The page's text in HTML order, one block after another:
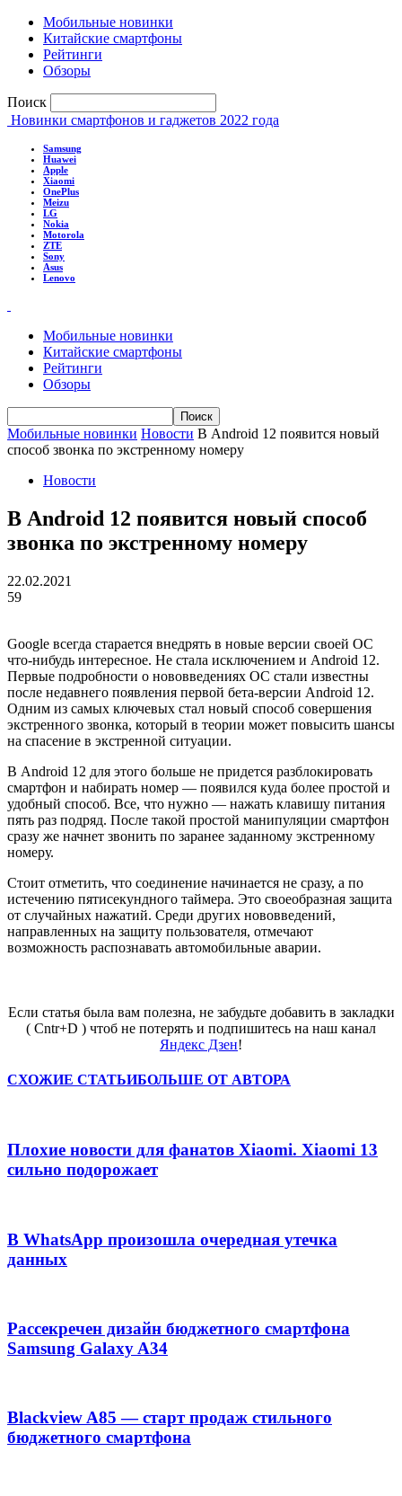
Мобильные новинки
Китайские смартфоны
Рейтинги
Обзоры
Поиск
Новинки смартфонов и гаджетов 2022 года
Samsung
Huawei
Apple
Xiaomi
OnePlus
Meizu
LG
Nokia
Motorola
ZTE
Sony
Asus
Lenovo
Мобильные новинки
Китайские смартфоны
Рейтинги
Обзоры
Мобильные новинки Новости В Android 12 появится новый
способ звонка по экстренному номеру
Новости
В Android 12 появится новый способ
звонка по экстренному номеру
22.02.2021
59
Google всегда старается внедрять в новые версии своей ОС
что-нибудь интересное. Не стала исключением и Android 12.
Первые подробности о нововведениях ОС стали известны
после недавнего появления первой бета-версии Android 12.
Одним из самых ключевых стал новый способ совершения
экстренного звонка, который в теории может повысить шансы
на спасение в экстренной ситуации.
В Android 12 для этого больше не придется разблокировать
смартфон и набирать номер — появился куда более простой и
удобный способ. Все, что нужно — нажать клавишу питания
пять раз подряд. После такой простой манипуляции смартфон
сразу же начнет звонить по заранее заданному экстренному
номеру.
Стоит отметить, что соединение начинается не сразу, а по
истечению пятисекундного таймера. Это своеобразная защита
от случайных нажатий. Среди других нововведений,
направленных на защиту пользователя, отмечают
возможность распознавать автомобильные аварии.
Если статья была вам полезна, не забудьте добавить в закладки
( Cntr+D ) чтоб не потерять и подпишитесь на наш канал
Яндекс Дзен!
СХОЖИЕ СТАТЬИБОЛЬШЕ ОТ АВТОРА
Плохие новости для фанатов Xiaomi. Xiaomi 13
сильно подорожает
В WhatsApp произошла очередная утечка
данных
Рассекречен дизайн бюджетного смартфона
Samsung Galaxy A34
Blackview A85 — старт продаж стильного
бюджетного смартфона